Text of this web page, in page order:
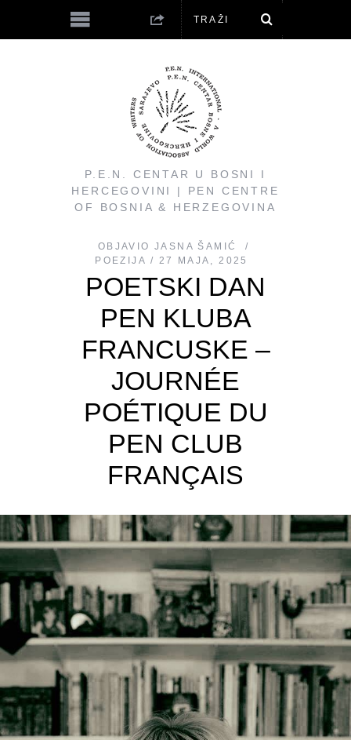
P.E.N. CENTAR U BOSNI I
HERCEGOVINI | PEN CENTRE
OF BOSNIA & HERZEGOVINA
OBJAVIO JASNA ŠAMIĆ
POEZIJA
27 MAJA, 2025
POETSKI DAN
PEN KLUBA
FRANCUSKE –
JOURNÉE
POÉTIQUE DU
PEN CLUB
FRANÇAIS